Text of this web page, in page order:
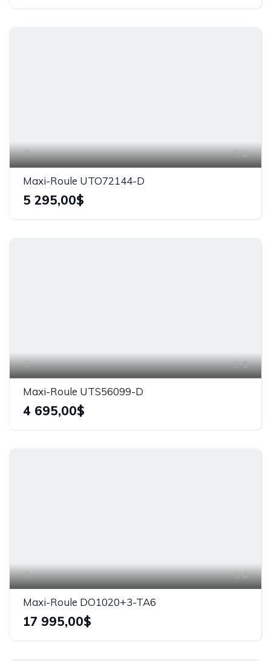
4
Maxi-Roule UTO72144-D
5 295,00$
6
Maxi-Roule UTS56099-D
4 695,00$
4
Maxi-Roule DO1020+3-TA6
17 995,00$